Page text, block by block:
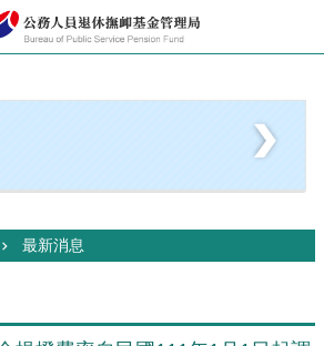
最新消息